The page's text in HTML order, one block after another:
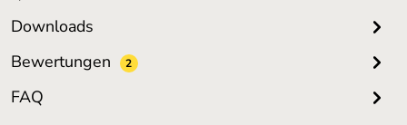
Downloads
Bewertungen
2
FAQ